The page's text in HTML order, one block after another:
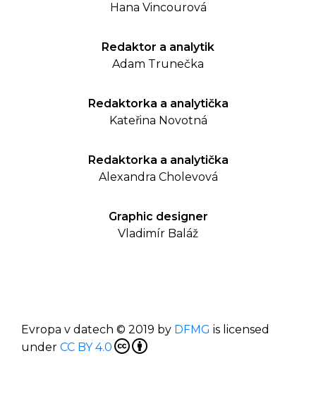
Hana Vincourová
Redaktor a analytik
Adam Trunečka
Redaktorka a analytička
Kateřina Novotná
Redaktorka a analytička
Alexandra Cholevová
Graphic designer
Vladimír Baláž
Evropa v datech © 2019 by DFMG is licensed
under CC BY 4.0